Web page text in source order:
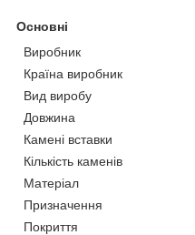
Основні
Виробник
Країна виробник
Вид виробу
Довжина
Камені вставки
Кількість каменів
Матеріал
Призначення
Покриття